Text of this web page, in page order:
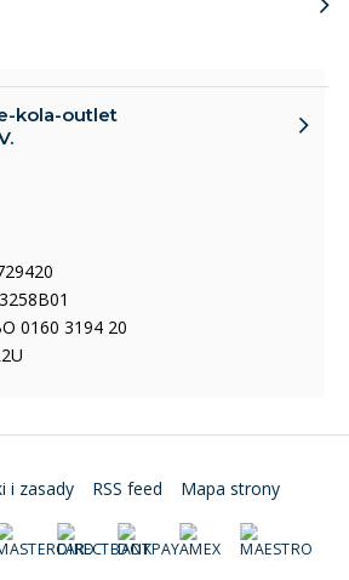
kola-outlet
0160 3194 20
i zasady RSS feed Mapa strony